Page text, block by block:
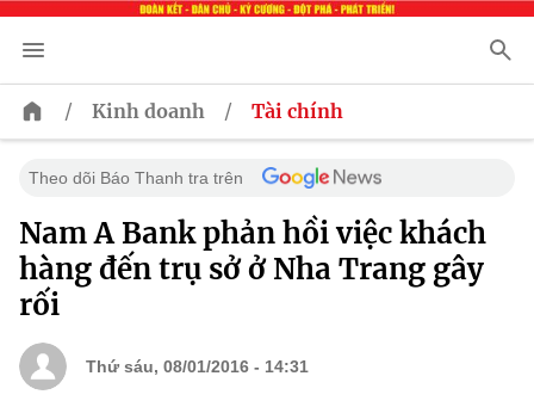
/ Kinh doanh / Tài chính
Theo dõi Báo Thanh tra trên
Nam A Bank phản hồi việc khách
hàng đến trụ sở ở Nha Trang gây
rối
Thứ sáu, 08/01/2016 - 14:31